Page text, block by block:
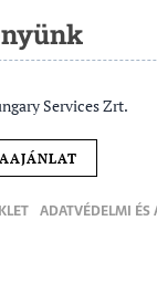
Services Zrt.
ADATVÉDELMI ÉS